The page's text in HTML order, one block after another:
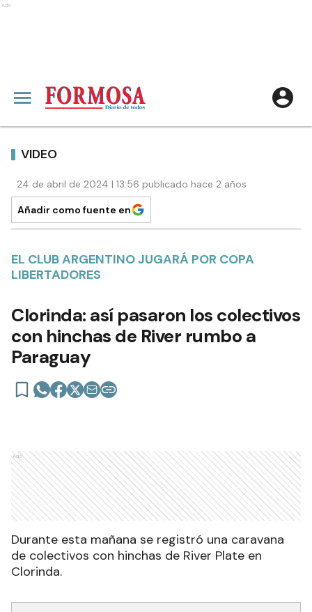
Ads
VIDEO
24 de abril de 2024 | 13:56 publicado hace 2 años
Añadir como fuente en
EL CLUB ARGENTINO JUGARÁ POR COPA
LIBERTADORES
Clorinda: así pasaron los colectivos
con hinchas de River rumbo a
Paraguay
Ads
Durante esta mañana se registró una caravana
de colectivos con hinchas de River Plate en
Clorinda.